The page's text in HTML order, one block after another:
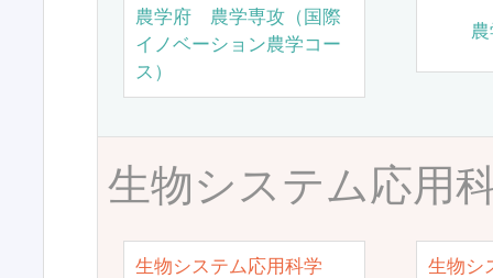
農学府 農学専攻（国際
イノベーション農学コー
ス）
生物システム応用
生物システム応用科学
生物シ